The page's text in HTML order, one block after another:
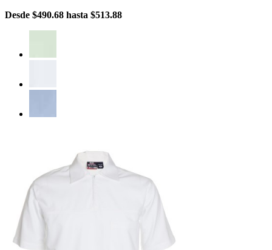
Desde $490.68 hasta $513.88